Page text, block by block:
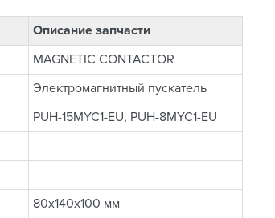
Описание запчасти
MAGNETIC CONTACTOR
Электромагнитный пускатель
PUH-15MYC1-EU, PUH-8MYC1-EU
80x140x100 мм